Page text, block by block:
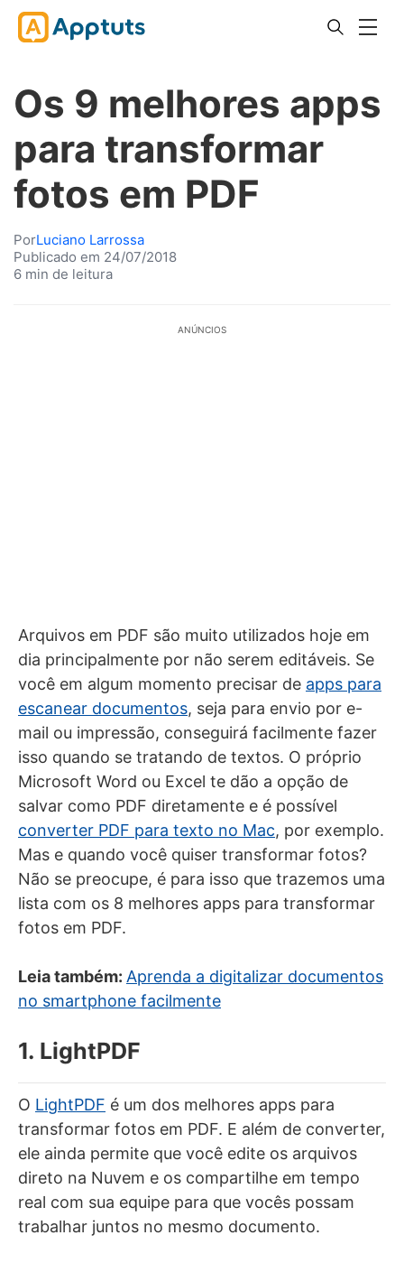
Os 9 melhores apps
para transformar
fotos em PDF
PorLuciano Larrossa
Publicado em 24/07/2018
6 min de leitura
ANÚNCIOS
Arquivos em PDF são muito utilizados hoje em
dia principalmente por não serem editáveis. Se
você em algum momento precisar de apps para
escanear documentos, seja para envio por e-
mail ou impressão, conseguirá facilmente fazer
isso quando se tratando de textos. O próprio
Microsoft Word ou Excel te dão a opção de
salvar como PDF diretamente e é possível
converter PDF para texto no Mac, por exemplo.
Mas e quando você quiser transformar fotos?
Não se preocupe, é para isso que trazemos uma
lista com os 8 melhores apps para transformar
fotos em PDF.
Leia também: Aprenda a digitalizar documentos
no smartphone facilmente
1. LightPDF
O LightPDF é um dos melhores apps para
transformar fotos em PDF. E além de converter,
ele ainda permite que você edite os arquivos
direto na Nuvem e os compartilhe em tempo
real com sua equipe para que vocês possam
trabalhar juntos no mesmo documento.